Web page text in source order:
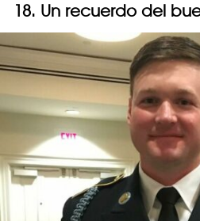
18. Un recuerdo del